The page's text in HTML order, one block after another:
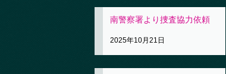
南警察署より捜査協力依頼
2025年10月21日